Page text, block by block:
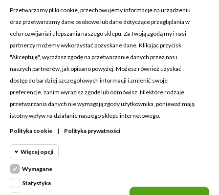
KONTAKT Z NAMI
Adres:
Cosmetic4car
Budzisz 73A
39-200 Dębica
Dominik:
Klaudia: +48 730634730
MOJE KONTO
PRODUKTY
Przetwarzamy pliki cookie, przechowujemy informacje na urządzeniu
oraz przetwarzamy dane osobowe lub dane dotyczące przeglądania w
celu rozwijania i ulepszania naszego sklepu. Za Twoją zgodą my i nasi
partnerzy możemy wykorzystać pozyskane dane. Klikając przycisk
"Akceptuję", wyrażasz zgodę na przetwarzanie danych przez nas i
naszych partnerów, jak opisano powyżej. Możesz również uzyskać
dostęp do bardziej szczegółowych informacji i zmienić swoje
preferencje, zanim wyrazisz zgodę lub odmówisz. Niektóre rodzaje
przetwarzania danych nie wymagają zgody użytkownika, ponieważ mają
istotny wpływ na działanie naszego sklepu internetowego.
Polityka cookie | Polityka prywatności
Więcej opcji
Wymagane
Wymagane pliki cookie oraz cookie
Wymagane
Statystyka